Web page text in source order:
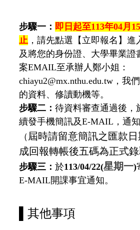
步驟一： 即日起至113年04月
止 ，請先點選【立即報名】
及將您的身份證、大學畢業證
案EMAIL至承辦人鄭小姐：
chiayu2@mx.nthu.edu.tw，我
的資料、修讀動機等。
步驟二： 待資料審查通過後，
續發手機簡訊及E-MAIL，通
（ 屆時請留意簡訊之匯款
成回報轉帳後五碼為正式錄
步驟三： 於113/04/22(星期一)
E-MAIL開課事宜通知。
其他事項